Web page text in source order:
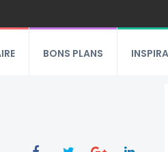
BONS PLANS